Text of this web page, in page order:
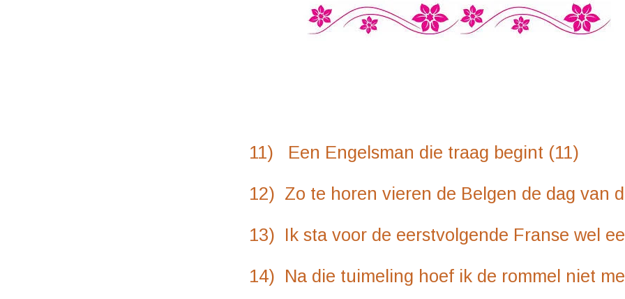
11) Een Engelsman die traag begint (11)
12) Zo te horen vieren de Belgen de dag van
13) Ik sta voor de eerstvolgende Franse wel een
14) Na die tuimeling hoef ik de rommel niet